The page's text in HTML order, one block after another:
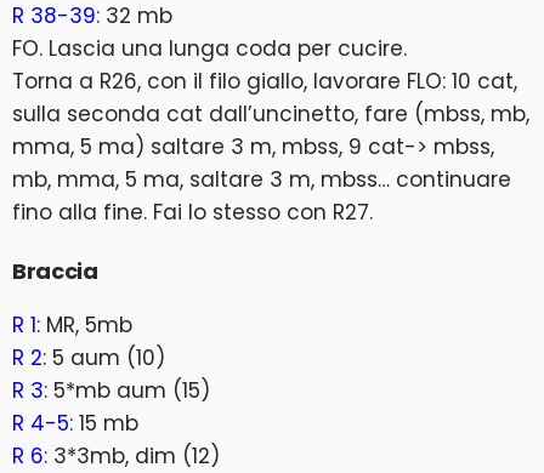
R 38-39: 32 mb
FO. Lascia una lunga coda per cucire.
Torna a R26, con il filo giallo, lavorare FLO: 10 cat,
sulla seconda cat dall’uncinetto, fare (mbss, mb,
mma, 5 ma) saltare 3 m, mbss, 9 cat-> mbss,
mb, mma, 5 ma, saltare 3 m, mbss… continuare
fino alla fine. Fai lo stesso con R27.
Braccia
R 1: MR, 5mb
R 2: 5 aum (10)
R 3: 5*mb aum (15)
R 4-5: 15 mb
R 6: 3*3mb, dim (12)